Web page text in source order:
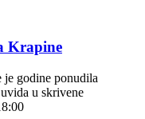
Krapine
godine ponudila
u skrivene